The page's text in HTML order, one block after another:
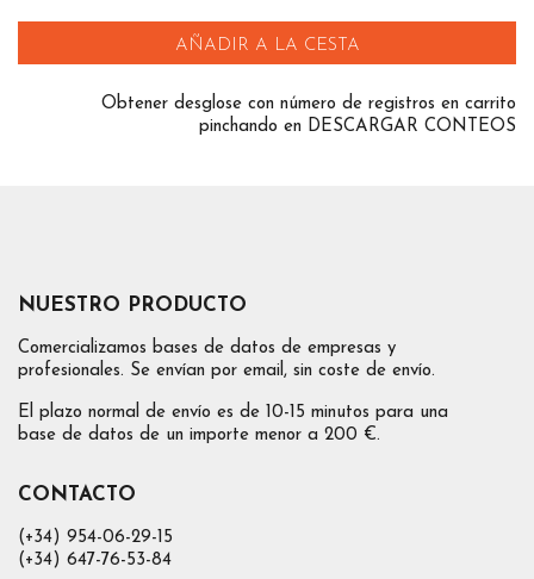
AÑADIR A LA CESTA
Obtener desglose con número de registros en carrito
pinchando en DESCARGAR CONTEOS
NUESTRO PRODUCTO
Comercializamos bases de datos de empresas y
profesionales. Se envían por email, sin coste de envío.
El plazo normal de envío es de 10-15 minutos para una
base de datos de un importe menor a 200 €.
CONTACTO
(+34) 954-06-29-15
(+34) 647-76-53-84